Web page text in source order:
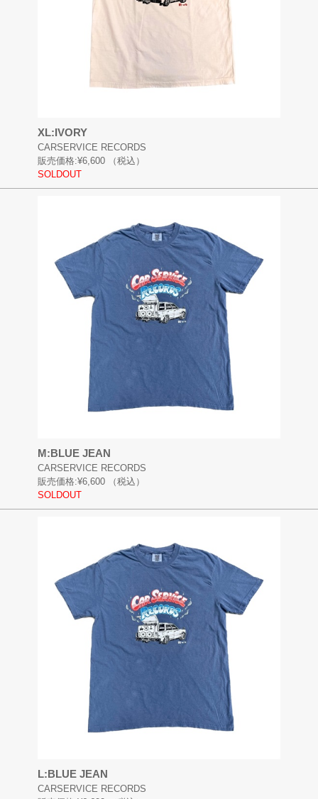
XL:IVORY
CARSERVICE RECORDS
販売価格:¥6,600
（税込）
SOLDOUT
M:BLUE JEAN
CARSERVICE RECORDS
販売価格:¥6,600
（税込）
SOLDOUT
L:BLUE JEAN
CARSERVICE RECORDS